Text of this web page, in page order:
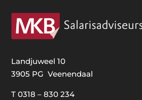
Landjuweel 10
3905 PG Veenendaal
T0318 – 830 234